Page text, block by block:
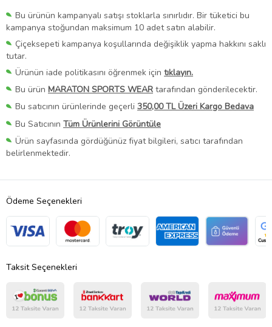
Bu ürünün kampanyalı satışı stoklarla sınırlıdır. Bir tüketici bu
kampanya stoğundan maksimum 10 adet satın alabilir.
Çiçeksepeti kampanya koşullarında değişiklik yapma hakkını saklı
tutar.
Ürünün iade politikasını öğrenmek için tıklayın.
Bu ürün MARATON SPORTS WEAR tarafından gönderilecektir.
Bu satıcının ürünlerinde geçerli 350,00 TL Üzeri Kargo Bedava
Bu Satıcının Tüm Ürünlerini Görüntüle
Ürün sayfasında gördüğünüz fiyat bilgileri, satıcı tarafından
belirlenmektedir.
Ödeme Seçenekleri
Taksit Seçenekleri